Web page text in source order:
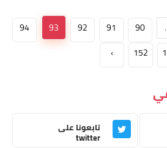
90
91
92
93
94
152
›
تابعونا على
twitter